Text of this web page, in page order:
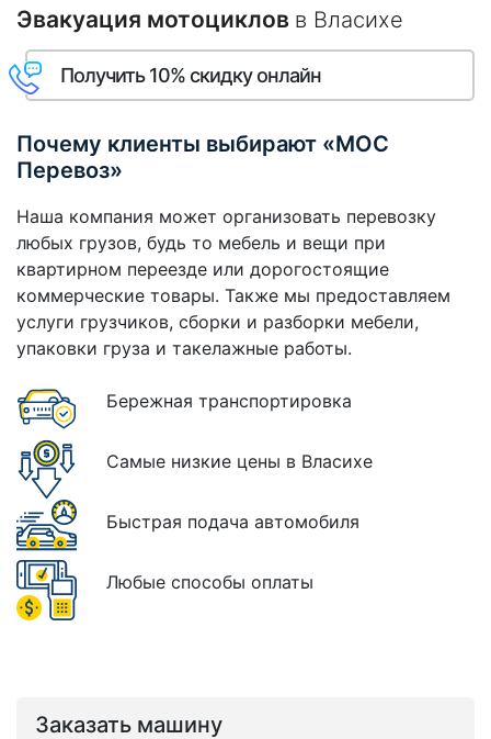
Эвакуация мотоциклов в Власихе
Получить 10% скидку онлайн
Почему клиенты выбирают «МОС
Перевоз»
Наша компания может организовать перевозку
любых грузов, будь то мебель и вещи при
квартирном переезде или дорогостоящие
коммерческие товары. Также мы предоставляем
услуги грузчиков, сборки и разборки мебели,
упаковки груза и такелажные работы.
Бережная транспортировка
Самые низкие цены в Власихе
Быстрая подача автомобиля
Любые способы оплаты
Заказать машину